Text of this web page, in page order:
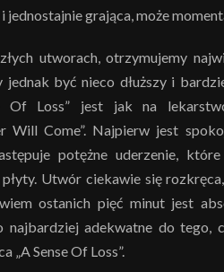
jednostajnie grająca, może
utworach, otrzymujemy
być nieco dłuższy i
Of Loss” jest jak na
Will Come”. Najpierw jest
potężne uderzenie,
Utwór ciekawie się
ostanich pięć minut jest
najbardziej adekwatne do tego,
„A Sense Of Loss”.